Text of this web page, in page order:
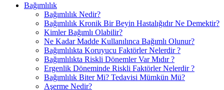
Bağımlılık
Bağımlılık Nedir?
Bağımlılık Kronik Bir Beyin Hastalığıdır Ne Demektir?
Kimler Bağımlı Olabilir?
Ne Kadar Madde Kullanılınca Bağımlı Olunur?
Bağımlılıkta Koruyucu Faktörler Nelerdir ?
Bağımlılıkta Riskli Dönemler Var Mıdır ?
Ergenlik Döneminde Riskli Faktörler Nelerdir ?
Bağımlılık Biter Mi? Tedavisi Mümkün Mü?
Aşerme Nedir?